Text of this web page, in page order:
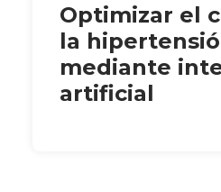
Optimizar el
la
mediante
artificial